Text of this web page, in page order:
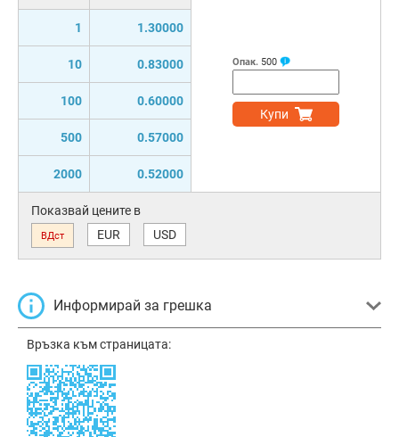
1 1.30000
10 0.83000
100 0.60000
500 0.57000
2000 0.52000
Опак. 500
Купи
Показвай цените в
ВДст EUR USD
Информирай за грешка
Връзка към страницата: